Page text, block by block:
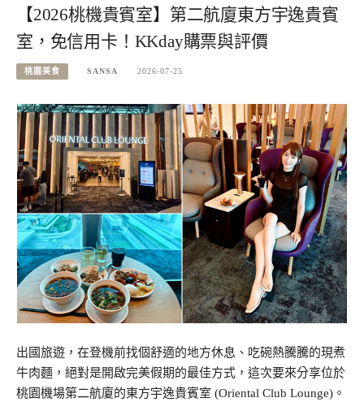
【2026桃機貴賓室】第二航廈東方宇逸貴賓
室，免信用卡！KKday購票與評價
桃園美食 SANSA 2026-07-25
出國旅遊，在登機前找個舒適的地方休息、吃碗熱騰騰的現煮
牛肉麵，絕對是開啟完美假期的最佳方式，這次要來分享位於
桃園機場第二航廈的東方宇逸貴賓室 (Oriental Club Lounge)。